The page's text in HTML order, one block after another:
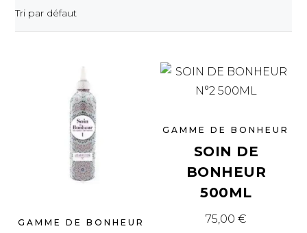
Tri par défaut
GAMME DE BONHEUR
GAMME DE BONHEUR
SOIN DE
BONHEUR
500ML
75,00€